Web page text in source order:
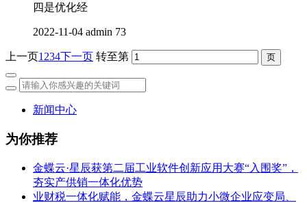
四是优化经
2022-11-04 admin 73
上一页1 234下一页 转至第
新闻中心
为你推荐
金蝶云·星辰获第二届工业软件创新应用大赛“入围奖”，
夯实产供销一体化优势
业财税一体化赋能，金蝶云星辰助力小微企业应变局、